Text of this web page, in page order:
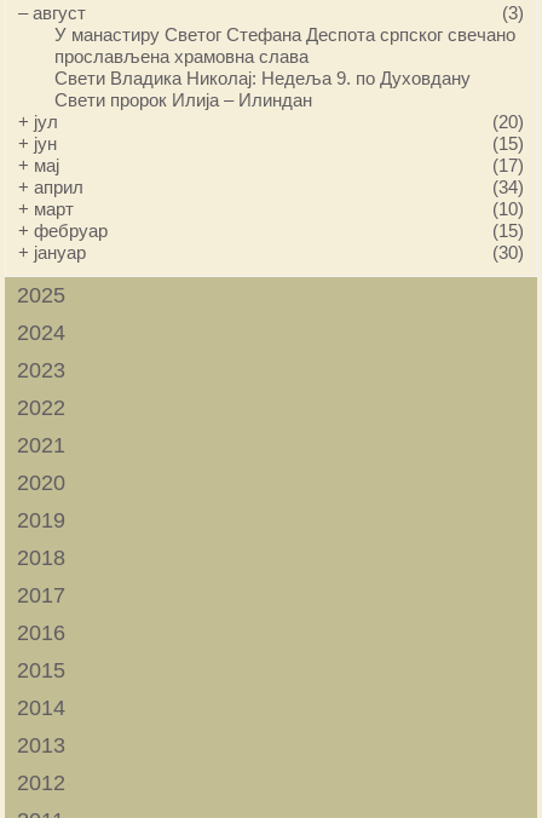
–август
(3)
У манастиру Светог Стефана Деспота српског свечано
прослављена храмовна слава
Свети Владика Николај: Недеља 9. по Духовдану
Свети пророк Илија – Илиндан
+ јул
(20)
+ јун
(15)
+ мај
(17)
+април
(34)
+ март
(10)
+фебруар
(15)
+ јануар (30)
2025
2024
2023
2022
2021
2020
2019
2018
2017
2016
2015
2014
2013
2012